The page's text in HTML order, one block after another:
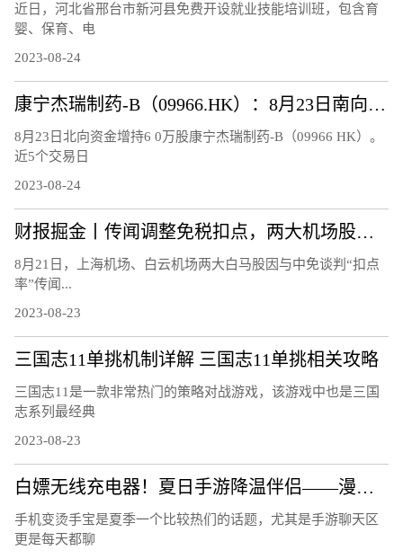
近日，河北省邢台市新河县免费开设就业技能培训班，包含育
婴、保育、电
2023-08-24
康宁杰瑞制药-B（09966.HK）：8月23日南向资金增持6万股
8月23日北向资金增持6 0万股康宁杰瑞制药-B（09966 HK）。
近5个交易日
2023-08-24
财报掘金丨传闻调整免税扣点，两大机场股连跌3日!首批航空股中报、7月航运数据均报喜，航空板块大周期何时兑现？
8月21日，上海机场、白云机场两大白马股因与中免谈判“扣点
率”传闻...
2023-08-23
三国志11单挑机制详解 三国志11单挑相关攻略
三国志11是一款非常热门的策略对战游戏，该游戏中也是三国
志系列最经典
2023-08-23
白嫖无线充电器！夏日手游降温伴侣——漫步者C4 Pro磁吸散热器
手机变烫手宝是夏季一个比较热们的话题，尤其是手游聊天区
更是每天都聊